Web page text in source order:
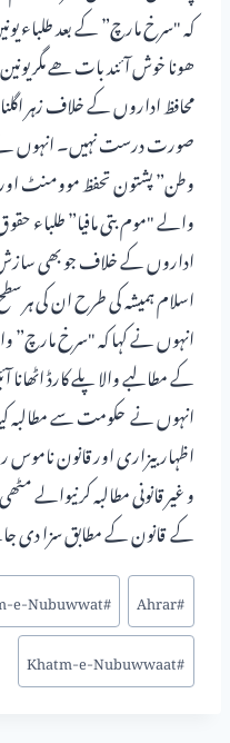
کہ "سرخ مارچ” کے بعد طلباء
ھونا خوش آئند بات ھے مگر
محافظ اداروں کے خلاف زہر
صورت درست نہیں۔ انہوں نے
وطن” پشتون تحفظ موومنٹ اور
والے "موم بتی مافیا” طلباء
اداروں کے خلاف جو بھی
اسلام ہمیشہ کی طرح ان کی ہر
کے مطالبے والا پلے کارڈ
انہوں نے حکومت سے مطالبہ
و غیر قانونی مطالبہ کرنیوالے
کے قانون کے مطابق سزا دی
#
Ahrar
#
e-Nubuwwat
#
Khatm-e-Nubuwwaat